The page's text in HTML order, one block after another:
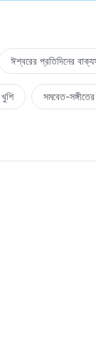
ঈশ্বরের প্রতিদিনের
সমবেত-